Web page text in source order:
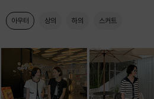
아우터 상의 하의 스커트